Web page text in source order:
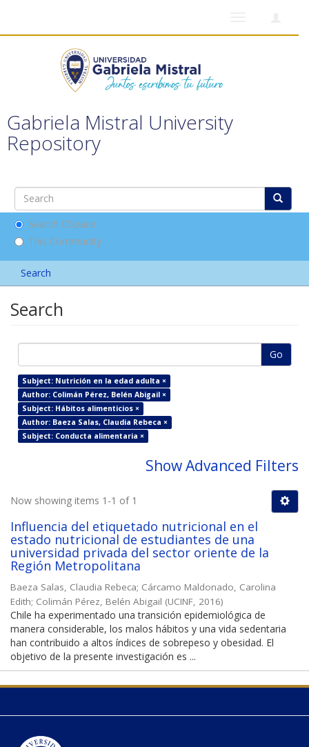
Gabriela Mistral University
Repository
Search DSpace
This Community
Search
Search
Go
Subject: Nutrición en la edad adulta ×
Author: Colimán Pérez, Belén Abigail ×
Subject: Hábitos alimenticios ×
Author: Baeza Salas, Claudia Rebeca ×
Subject: Conducta alimentaria ×
Show Advanced Filters
Now showing items 1-1 of 1
Influencia del etiquetado nutricional en el
estado nutricional de estudiantes de una
universidad privada del sector oriente de la
Región Metropolitana
Baeza Salas, Claudia Rebeca; Cárcamo Maldonado, Carolina
Edith; Colimán Pérez, Belén Abigail (UCINF, 2016)
Chile ha experimentado una transición epidemiológica de
manera considerable, los malos hábitos y una vida sedentaria
han contribuido a altos índices de sobrepeso y obesidad. El
objetivo de la presente investigación es ...